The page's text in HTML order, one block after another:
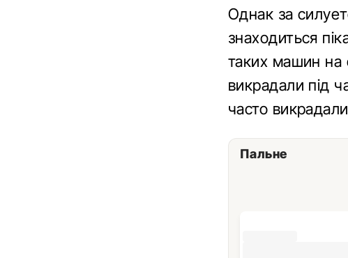
Однак за
знаходиться
таких машин на
викрадали під
часто
Пальне